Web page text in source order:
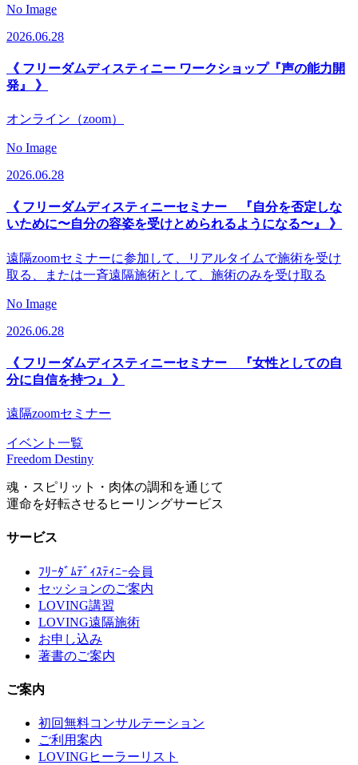
No Image
2026.06.28
《 フリーダムディスティニー ワークショップ『声の能力開
発』 》
オンライン（zoom）
No Image
2026.06.28
《 フリーダムディスティニーセミナー 『自分を否定しな
いために〜自分の容姿を受けとめられるようになる〜』 》
遠隔zoomセミナーに参加して、リアルタイムで施術を受け
取る、または一斉遠隔施術として、施術のみを受け取る
No Image
2026.06.28
《 フリーダムディスティニーセミナー 『女性としての自
分に自信を持つ』 》
遠隔zoomセミナー
イベント一覧
Freedom Destiny
魂・スピリット・肉体の調和を通じて
運命を好転させるヒーリングサービス
サービス
ﾌﾘｰﾀﾞﾑﾃﾞｨｽﾃｨﾆｰ会員
セッションのご案内
LOVING講習
LOVING遠隔施術
お申し込み
著書のご案内
ご案内
初回無料コンサルテーション
ご利用案内
LOVINGヒーラーリスト